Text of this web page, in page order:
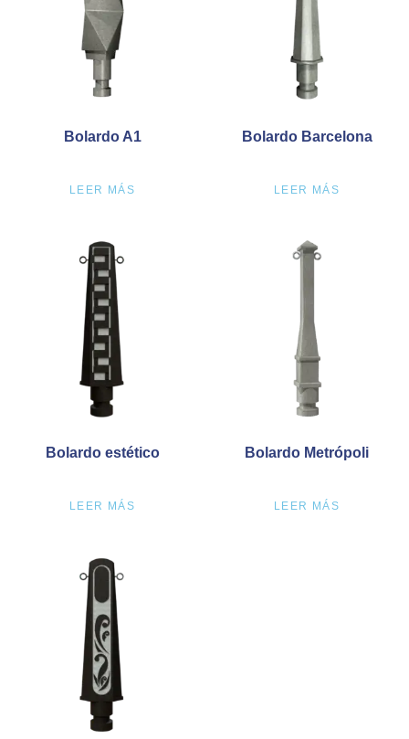
Bolardo A1
LEER MÁS
Bolardo Barcelona
LEER MÁS
Bolardo estético
LEER MÁS
Bolardo Metrópoli
LEER MÁS